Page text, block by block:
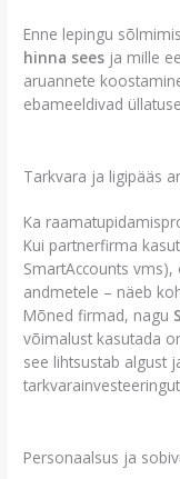
Enne lepingu
hinna sees ja mille
aruannete
ebameeldivad
Tarkvara ja ligipääs
Ka
Kui partnerfirma
SmartAccounts
andmetele – näeb
Mõned firmad, nagu
võimalust kasutada
see lihtsustab algust
Personaalsus ja